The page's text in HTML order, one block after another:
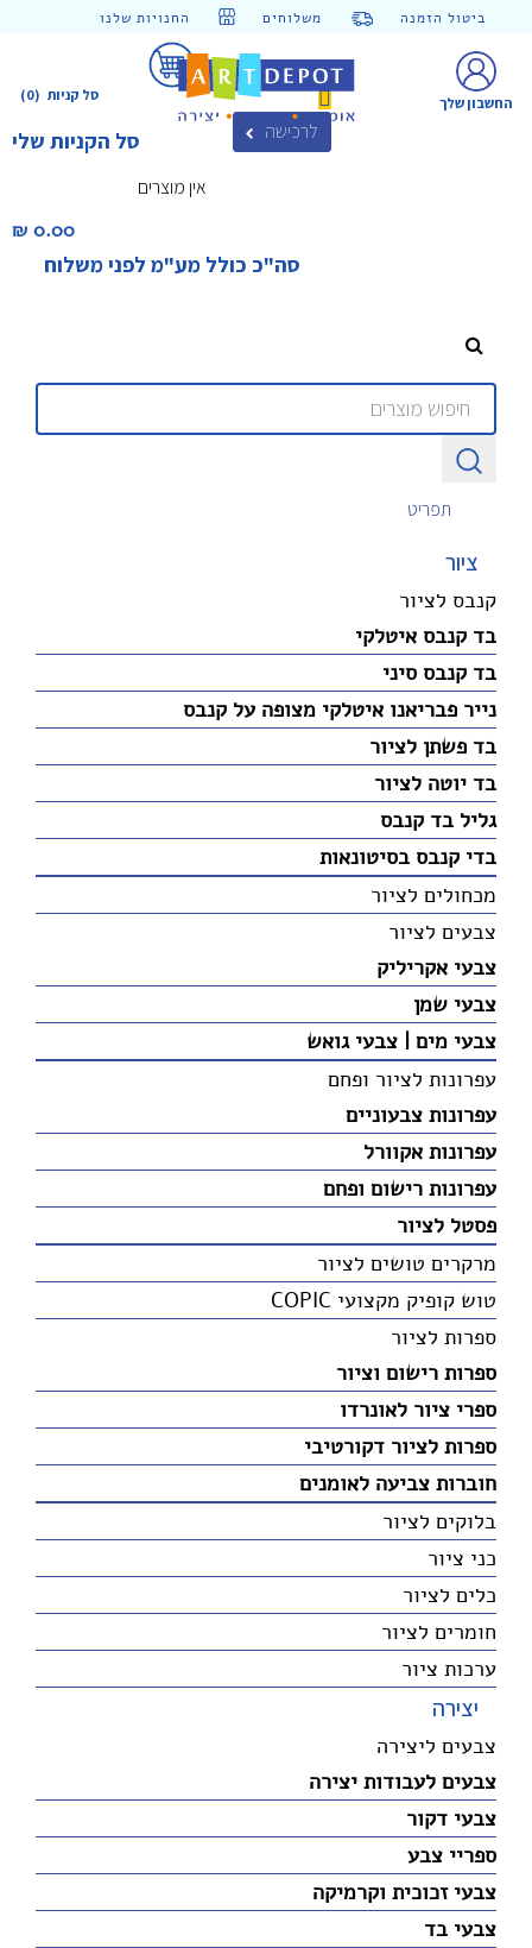
ביטול הזמנה משלוחים החנויות שלנו
(0) סל קניות
סל הקניות שלי לרכישה
אין מוצרים
0.00 ₪‎
סה"כ כולל מע"מ לפני משלוח
החשבון שלך
תפריט
ציור
קנבס לציור
בד קנבס איטלקי
בד קנבס סיני
נייר פבריאנו איטלקי מצופה על קנבס
בד פשתן לציור
בד יוטה לציור
גליל בד קנבס
בדי קנבס בסיטונאות
מכחולים לציור
צבעים לציור
צבעי אקריליק
צבעי שמן
צבעי מים | צבעי גואש
עפרונות לציור ופחם
עפרונות צבעוניים
עפרונות אקוורל
עפרונות רישום ופחם
פסטל לציור
מרקרים טושים לציור
טוש קופיק מקצועי COPIC
ספרות לציור
ספרות רישום וציור
ספרי ציור לאונרדו
ספרות לציור דקורטיבי
חוברות צביעה לאומנים
בלוקים לציור
כני ציור
כלים לציור
חומרים לציור
ערכות ציור
יצירה
צבעים ליצירה
צבעים לעבודות יצירה
צבעי דקור
ספריי צבע
צבעי זכוכית וקרמיקה
צבעי בד